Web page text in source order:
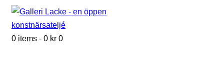
0 items - 0 kr 0